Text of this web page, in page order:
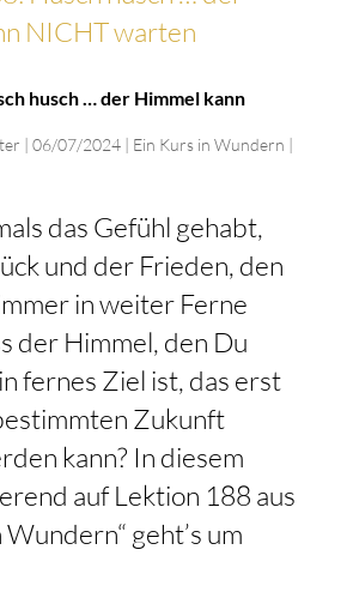
husch … der Himmel kann
| 06/07/2024| Ein Kurs in Wundern |
das Gefühl gehabt,
und der Frieden, den
in weiter Ferne
der Himmel, den Du
fernes Ziel ist, das erst
Zukunft
kann? In diesem
auf Lektion 188 aus
Wundern“ geht’s um